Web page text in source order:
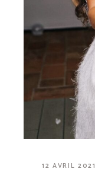
12 AVRIL 2021